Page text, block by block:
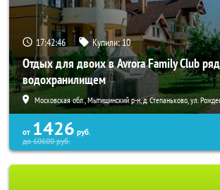
17:42:44 Купили:10
Отдых для двоих в Avrora Family Club
водохранилищем
Московская обл., Мытищинский р-н, д. Степаньково, ул.
от 1426 руб.
до60600руб.